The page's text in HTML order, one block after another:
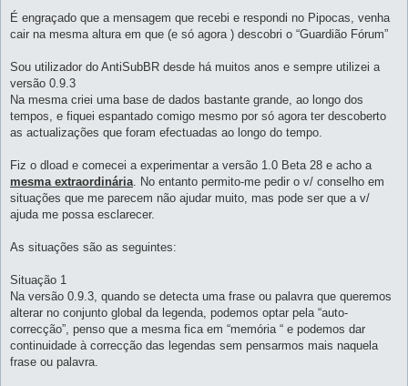
g
e
m
É engraçado que a mensagem que recebi e respondi no Pipocas, venha
cair na mesma altura em que (e só agora ) descobri o “Guardião Fórum”
Sou utilizador do AntiSubBR desde há muitos anos e sempre utilizei a
versão 0.9.3
Na mesma criei uma base de dados bastante grande, ao longo dos
tempos, e fiquei espantado comigo mesmo por só agora ter descoberto
as actualizações que foram efectuadas ao longo do tempo.
Fiz o dload e comecei a experimentar a versão 1.0 Beta 28 e acho a
mesma extraordinária. No entanto permito-me pedir o v/ conselho em
situações que me parecem não ajudar muito, mas pode ser que a v/
ajuda me possa esclarecer.
As situações são as seguintes:
Situação 1
Na versão 0.9.3, quando se detecta uma frase ou palavra que queremos
alterar no conjunto global da legenda, podemos optar pela “auto-
correcção”, penso que a mesma fica em “memória “ e podemos dar
continuidade à correcção das legendas sem pensarmos mais naquela
frase ou palavra.